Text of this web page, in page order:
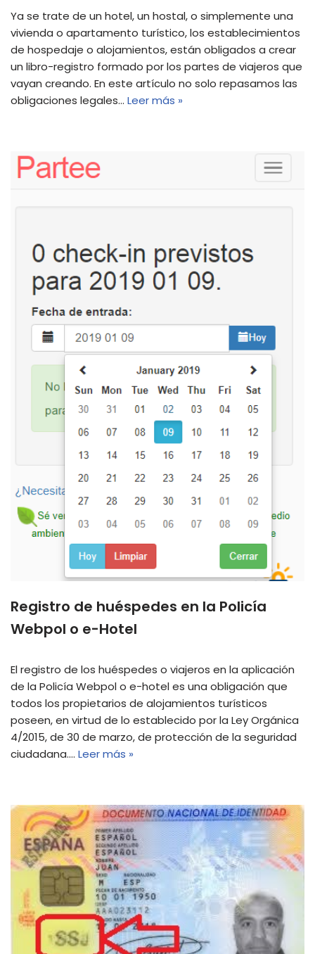
Ya se trate de un hotel, un hostal, o simplemente una
vivienda o apartamento turístico, los establecimientos
de hospedaje o alojamientos, están obligados a crear
un libro-registro formado por los partes de viajeros que
vayan creando. En este artículo no solo repasamos las
obligaciones legales… Leer más »
Registro de huéspedes en la Policía
Webpol o e-Hotel
El registro de los huéspedes o viajeros en la aplicación
de la Policía Webpol o e-hotel es una obligación que
todos los propietarios de alojamientos turísticos
poseen, en virtud de lo establecido por la Ley Orgánica
4/2015, de 30 de marzo, de protección de la seguridad
ciudadana.… Leer más »